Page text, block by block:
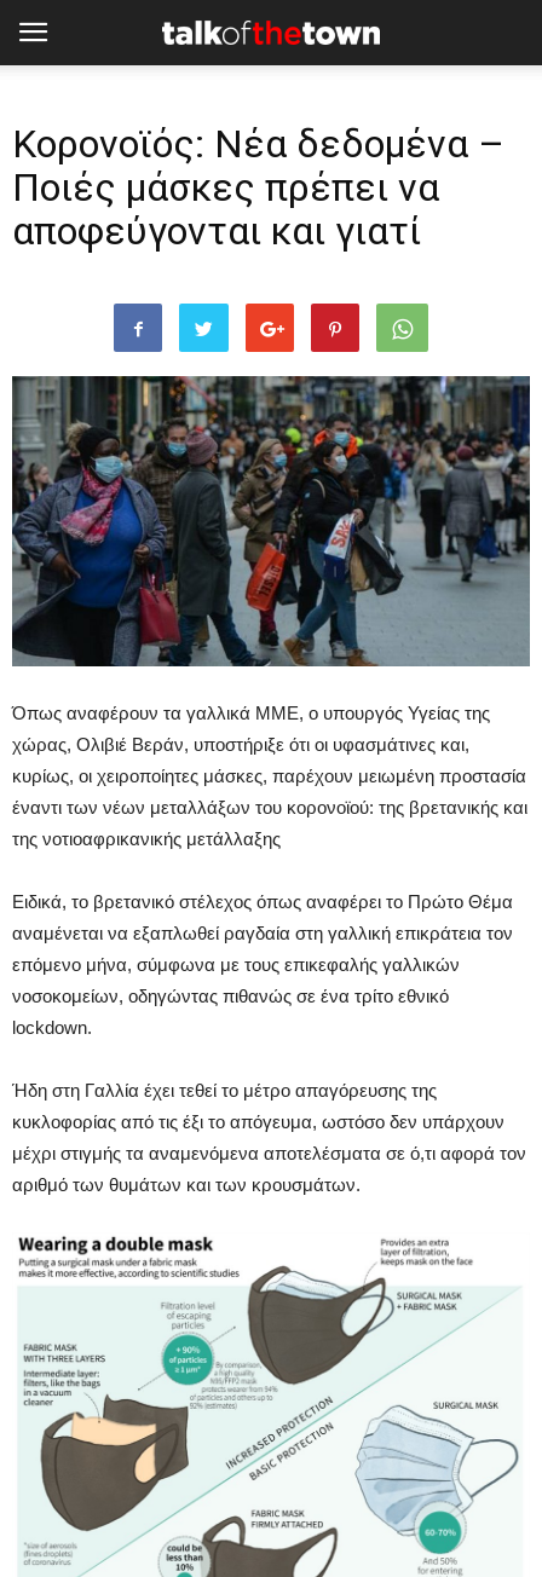
Κορoνοϊός: Νέα δεδομένα –
Ποιές μάσκες πρέπει να
αποφεύγονται και γιατί
Όπως αναφέρουν τα γαλλικά ΜΜΕ, ο υπουργός Υγείας της
χώρας, Ολιβιέ Βεράν, υποστήριξε ότι οι υφασμάτινες και,
κυρίως, οι χειροποίητες μάσκες, παρέχουν μειωμένη προστασία
έναντι των νέων μεταλλάξων του κορονοϊού: της βρετανικής και
της νοτιοαφρικανικής μετάλλαξης
Ειδικά, το βρετανικό στέλεχος όπως αναφέρει το Πρώτο Θέμα
αναμένεται να εξαπλωθεί ραγδαία στη γαλλική επικράτεια τον
επόμενο μήνα, σύμφωνα με τους επικεφαλής γαλλικών
νοσοκομείων, οδηγώντας πιθανώς σε ένα τρίτο εθνικό
lockdown.
Ήδη στη Γαλλία έχει τεθεί το μέτρο απαγόρευσης της
κυκλοφορίας από τις έξι το απόγευμα, ωστόσο δεν υπάρχουν
μέχρι στιγμής τα αναμενόμενα αποτελέσματα σε ό,τι αφορά τον
αριθμό των θυμάτων και των κρουσμάτων.